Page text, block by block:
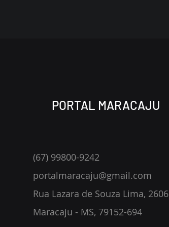
PORTAL MARACAJU
(67) 99800-9242
portalmaracaju@gmail.com
Rua Lazara de Souza Lima, 2606
Maracaju - MS, 79152-694